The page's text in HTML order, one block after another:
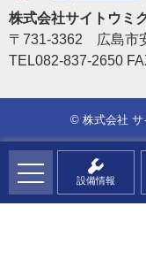
株式会社サイトウミ
〒731-3362 広島市
TEL082-837-2650
© 株式会社 サ
設備情報